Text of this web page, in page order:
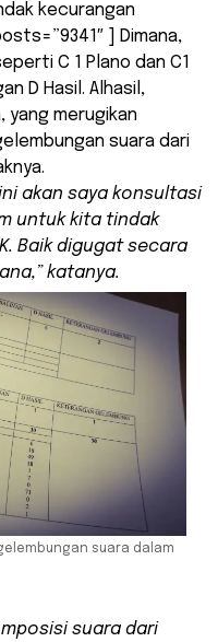
kecurangan
] Dimana,
C 1 Plano dan C1
D Hasil. Alhasil,
yang merugikan
suara dari
akan saya konsultasi
untuk kita tindak
Baik digugat secara
katanya.
suara dalam
suara dari